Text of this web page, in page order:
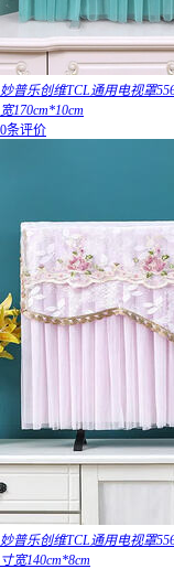
妙普乐创维TCL通用电视罩
宽170cm*10cm
0条评价
妙普乐创维TCL通用电视罩
寸宽140cm*8cm